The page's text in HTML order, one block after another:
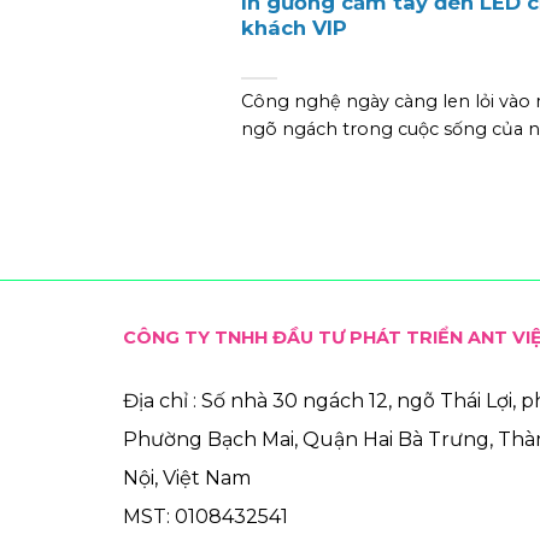
khách VIP
Công nghệ ngày càng len lỏi vào
ngõ ngách trong cuộc sống của
CÔNG TY TNHH ĐẦU TƯ PHÁT TRIỂN ANT
Địa chỉ : Số nhà 30 ngách 12, ngõ Thái Lợi,
Phường Bạch Mai, Quận Hai Bà Trưng,
Nội, Việt Nam
MST: 0108432541